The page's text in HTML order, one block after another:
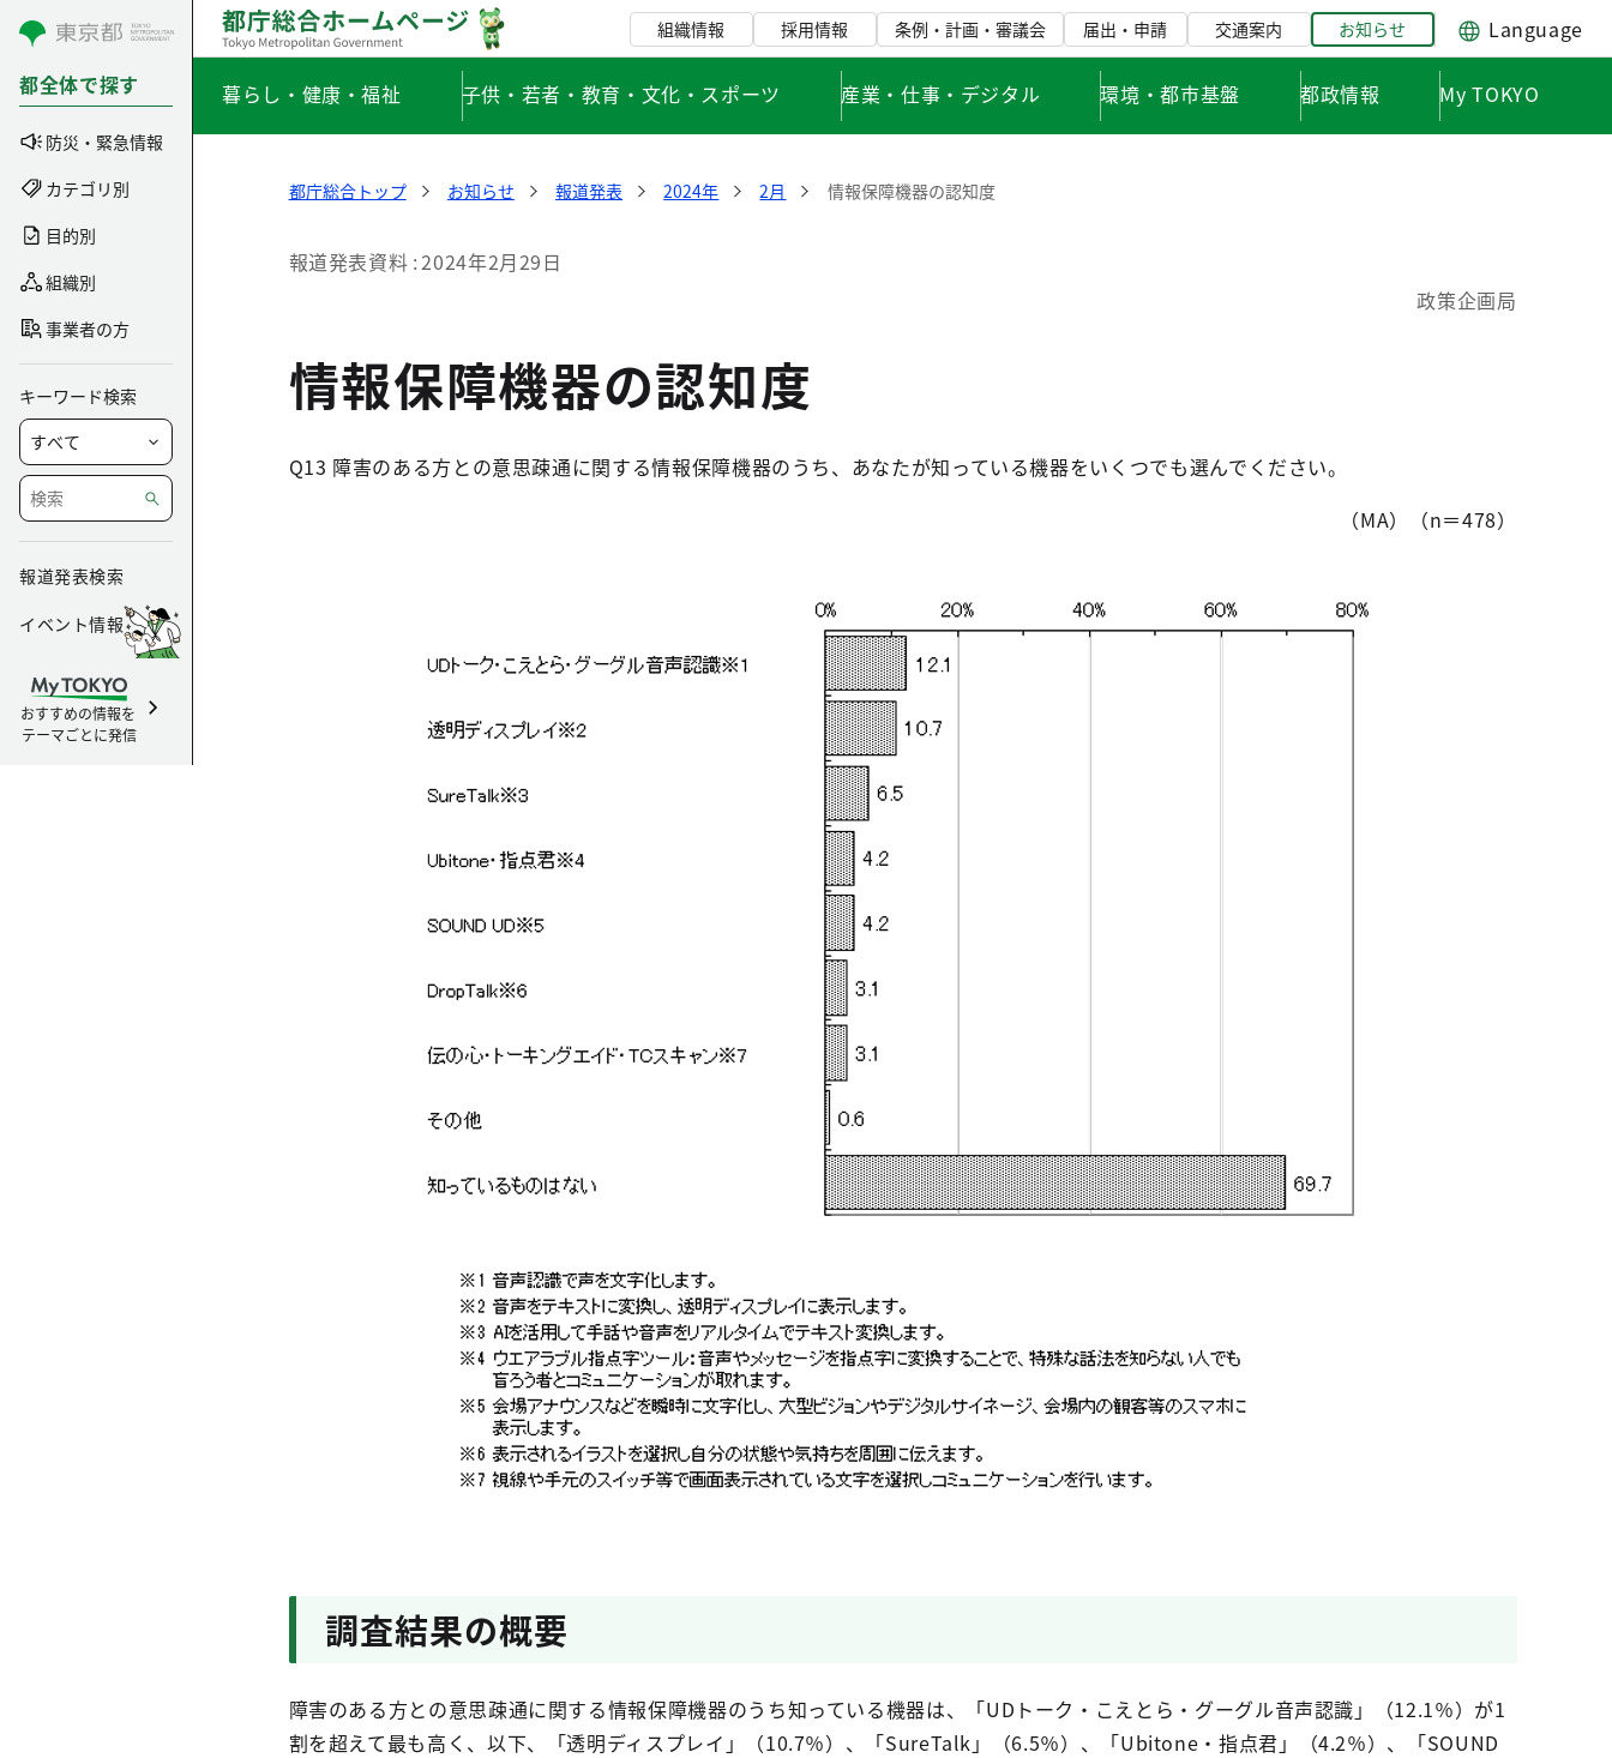
コンテンツにスキップ
都全体で探す
防災・緊急情報
カテゴリ別
目的別
組織別
事業者の方
キーワード検索
報道発表検索
イベント情報
おすすめの情報を
テーマごとに発信
組織情報 採用情報 条例・計画・審議会 届出・申請 交通案内 お知らせ Language
暮らし・健康・福祉 子供・若者・教育・文化・スポーツ 産業・仕事・デジタル 環境・都市基盤 都政情報 My TOKYO
都庁総合トップ お知らせ 報道発表 2024年 2月 情報保障機器の認知度
報道発表資料 2024年2月29日
政策企画局
情報保障機器の認知度
Q13 障害のある方との意思疎通に関する情報保障機器のうち、あなたが知っている機器をいくつでも選んでください。
（MA）（n＝478）
調査結果の概要
障害のある方との意思疎通に関する情報保障機器のうち知っている機器は、「UDトーク・こえとら・グーグル音声認識」（12.1％）が1
割を超えて最も高く、以下、「透明ディスプレイ」（10.7％）、「SureTalk」（6.5％）、「Ubitone・指点君」（4.2％）、「SOUND